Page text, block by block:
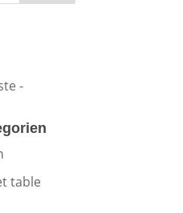
-
table